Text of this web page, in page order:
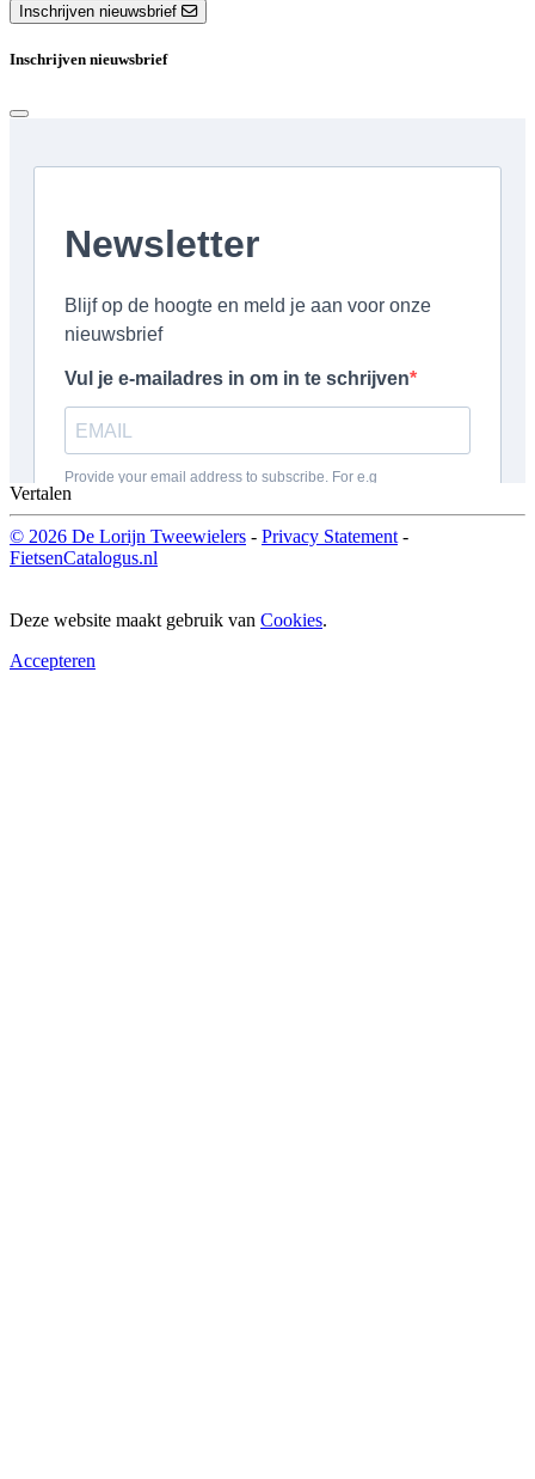
Inschrijven nieuwsbrief
Inschrijven nieuwsbrief
Vertalen
© 2026 De Lorijn Tweewielers - Privacy Statement -
FietsenCatalogus.nl
Deze website maakt gebruik van Cookies.
Accepteren